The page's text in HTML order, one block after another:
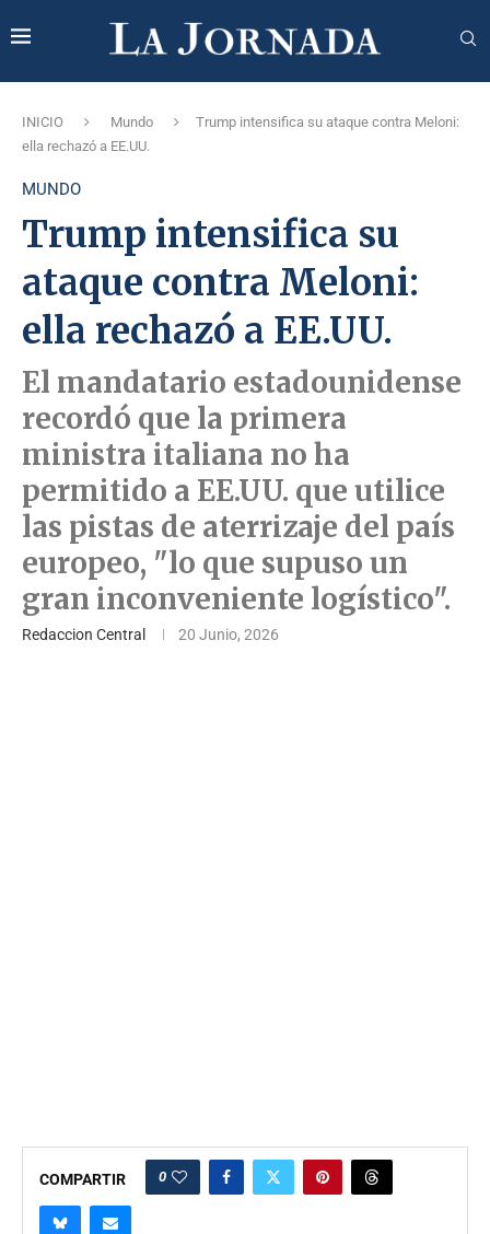
INICIO Mundo
Trump intensifica su ataque contra Meloni:
ella rechazó a EE.UU.
MUNDO
Trump intensifica su
ataque contra Meloni:
ella rechazó a EE.UU.
El mandatario estadounidense
recordó que la primera
ministra italiana no ha
permitido a EE.UU. que utilice
las pistas de aterrizaje del país
europeo, "lo que supuso un
gran inconveniente logístico".
Redaccion Central 20 Junio, 2026
COMPARTIR 0